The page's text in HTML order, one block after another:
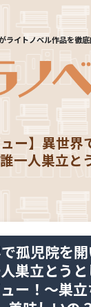
ライトノベル作品を徹底
ュー】異世
一人巣立と
で孤児院を
巣立とう
ー！～巣